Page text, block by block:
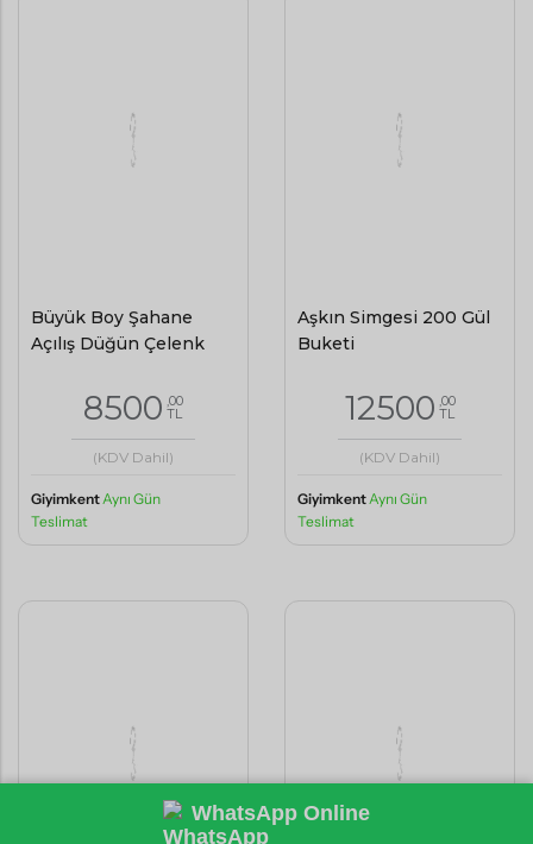
Büyük Boy Şahane
Açılış Düğün Çelenk
8500 ,00
TL
(KDV Dahil)
GiyimkentAynı Gün
Teslimat
Aşkın Simgesi 200 Gül
Buketi
12500 ,00
TL
(KDV Dahil)
GiyimkentAynı Gün
Teslimat
WhatsApp Online